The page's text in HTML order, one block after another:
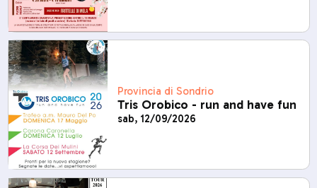
Provincia di Sondrio
Tris Orobico - run and have fun
sab, 12/09/2026